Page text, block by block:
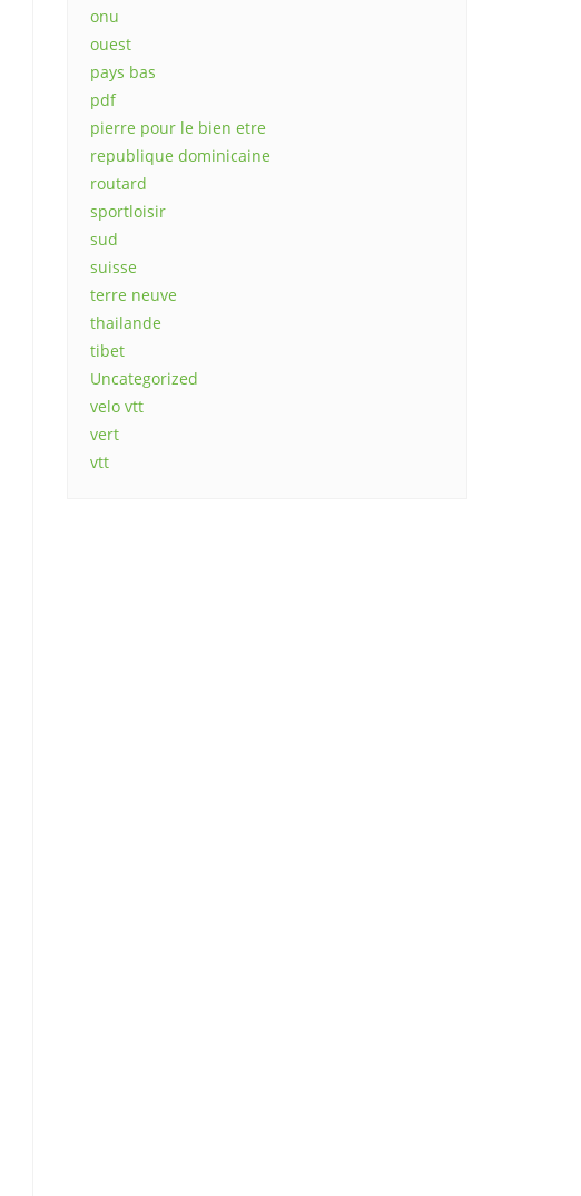
onu
ouest
pays bas
pdf
pierre pour le bien etre
republique dominicaine
routard
sportloisir
sud
suisse
terre neuve
thailande
tibet
Uncategorized
velo vtt
vert
vtt